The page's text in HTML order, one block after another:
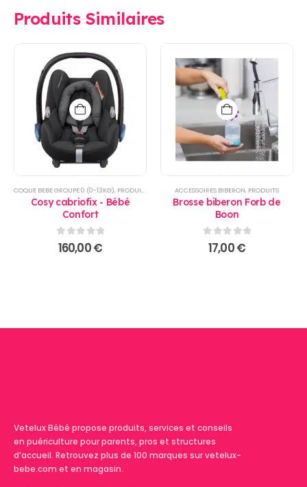
Produits Similaires
COQUE BEBE GROUPE 0 (0-13KG), PRODUITS
Cosy cabriofix - Bébé
Confort
0sur 5
160,00€
ACCESSOIRES BIBERON, PRODUITS
Brosse biberon Forb de
Boon
0sur 5
17,00€
Vetelux Bébé propose produits, services et conseils
en puériculture pour parents, pros et structures
d’accueil. Retrouvez plus de 100 marques sur vetelux-
bebe.com et en magasin.